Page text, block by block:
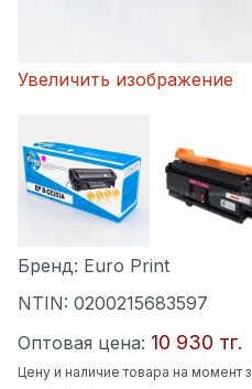
Увеличить изображение
Бренд: Euro Print
NTIN: 0200215683597
Оптовая цена: 10 930 тг.
Цену и наличие товара на момент